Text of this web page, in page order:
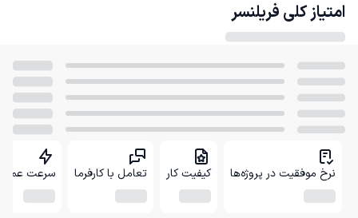
امتیاز کلی فریلنسر
نرخ موفقیت در پروژه‌ها کیفیت کار تعامل با کارفرما سرعت عمل